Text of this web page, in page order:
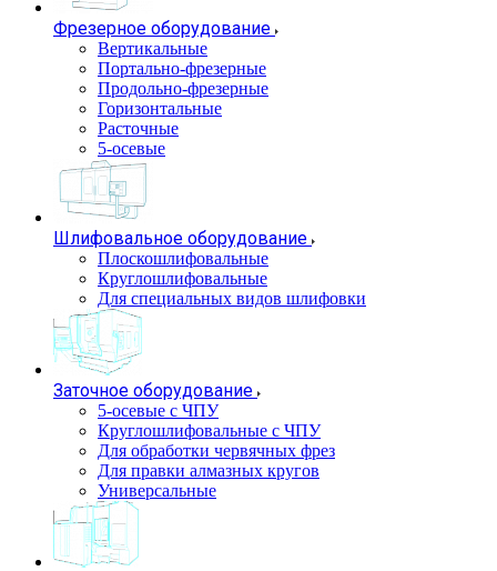
Фрезерное оборудование
Вертикальные
Портально-фрезерные
Продольно-фрезерные
Горизонтальные
Расточные
5-осевые
Шлифовальное оборудование
Плоскошлифовальные
Круглошлифовальные
Для специальных видов шлифовки
Заточное оборудование
5-осевые с ЧПУ
Круглошлифовальные с ЧПУ
Для обработки червячных фрез
Для правки алмазных кругов
Универсальные